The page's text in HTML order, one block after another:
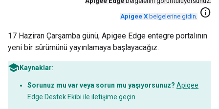
Apigee X belgelerine gidin. info
17 Haziran Çarşamba günü, Apigee Edge entegre portalının
yeni bir sürümünü yayınlamaya başlayacağız.
Kaynaklar:
Sorunuz mu var veya sorun mu yaşıyorsunuz? Apigee
Edge Destek Ekibi ile iletişime geçin.